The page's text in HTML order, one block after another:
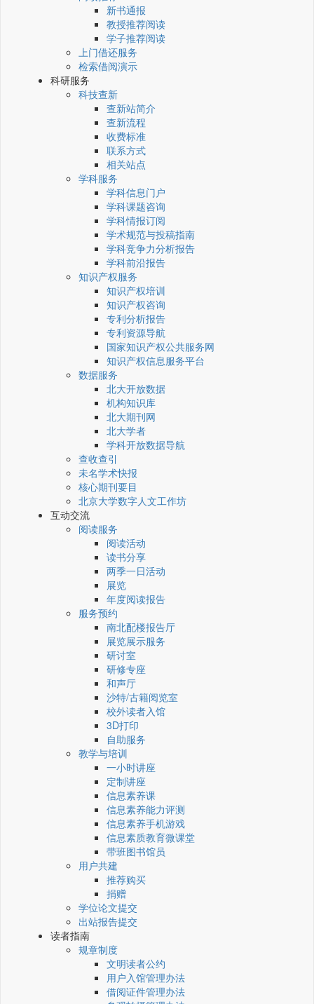
新书通报
教授推荐阅读
学子推荐阅读
上门借还服务
检索借阅演示
科研服务
科技查新
查新站简介
查新流程
收费标准
联系方式
相关站点
学科服务
学科信息门户
学科课题咨询
学科情报订阅
学术规范与投稿指南
学科竞争力分析报告
学科前沿报告
知识产权服务
知识产权培训
知识产权咨询
专利分析报告
专利资源导航
国家知识产权公共服务网
知识产权信息服务平台
数据服务
北大开放数据
机构知识库
北大期刊网
北大学者
学科开放数据导航
查收查引
未名学术快报
核心期刊要目
北京大学数字人文工作坊
互动交流
阅读服务
阅读活动
读书分享
两季一日活动
展览
年度阅读报告
服务预约
南北配楼报告厅
展览展示服务
研讨室
研修专座
和声厅
沙特/古籍阅览室
校外读者入馆
3D打印
自助服务
教学与培训
一小时讲座
定制讲座
信息素养课
信息素养能力评测
信息素养手机游戏
信息素质教育微课堂
带班图书馆员
用户共建
推荐购买
捐赠
学位论文提交
出站报告提交
读者指南
规章制度
文明读者公约
用户入馆管理办法
借阅证件管理办法